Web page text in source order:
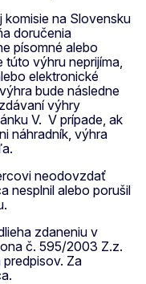
komisie na Slovensku
doručenia
písomné alebo
výhru neprijíma,
elektronické
bude následne
výhry
V. V prípade, ak
náhradník, výhra
neodovzdať
nesplnil alebo porušil
zdaneniu v
č. 595/2003 Z.z.
Za